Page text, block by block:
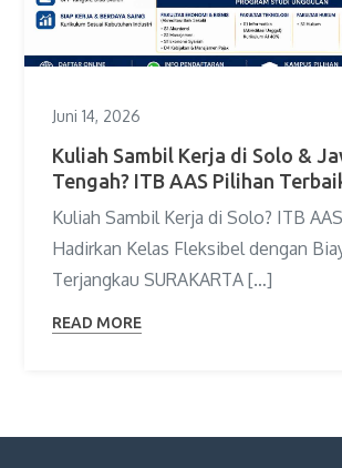
Juni 14, 2026
Kuliah Sambil Kerja di Solo &
Tengah? ITB AAS Pilihan
Kuliah Sambil Kerja di Solo? ITB
Hadirkan Kelas Fleksibel dengan
Terjangkau SURAKARTA […]
READ MORE